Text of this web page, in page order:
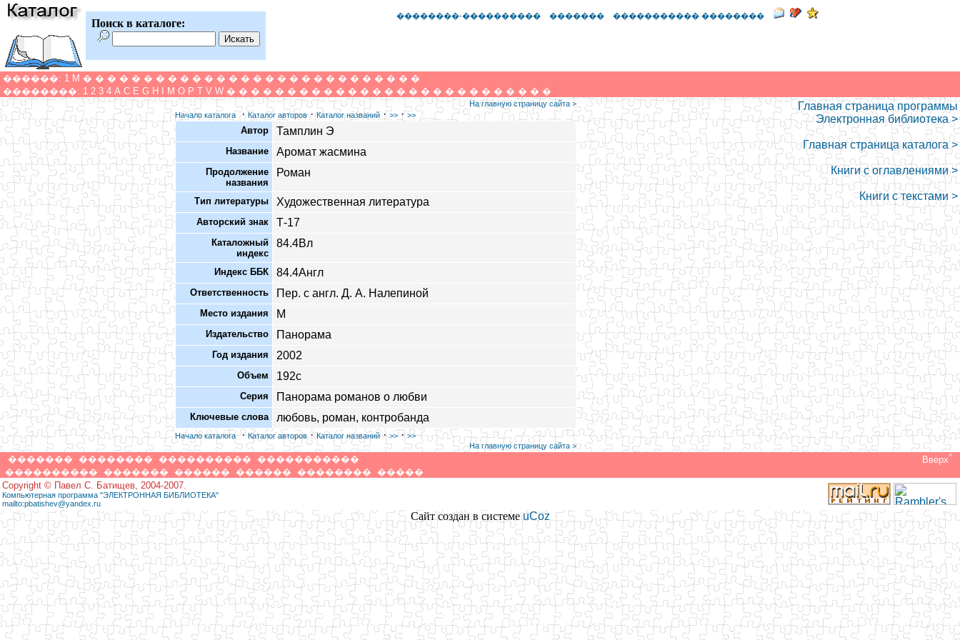
Поиск в каталоге:
��������-���������� ������� ����������� ��������
������: 1 M � � � � � � � � � � � � � � � � � � � � � � � � � � � �
��������: 1 2 3 4 A C E G H M O P T V W � � � � � � � � � � � � � � � � � � � � � � � � � � �
На главную страницу сайта >
Начало каталога·Каталог авторов·Каталог названий ·>> ·>>
Автор Тамплин Э
Название Аромат жасмина
Продолжение
названия
Роман
Тип литературы Художественная литература
Авторский знак Т-17
Каталожный
индекс
84.4Вл
Индекс ББК 84.4Англ
Ответственность Пер. с англ. Д. А. Налепиной
Место издания М
Издательство Панорама
Год издания 2002
Объем 192с
Серия Панорама романов о любви
Ключевые слова любовь, роман, контробанда
Начало каталога·Каталог авторов·Каталог названий·>>·>>
На главную страницу сайта >
Главная страница программы
Электронная библиотека >
Главная страница каталога >
Книги с оглавлениями >
Книги с текстами >
������� �������� ���������� �����������
���������� ������� ������ ������ �������� �����
Вверх^
Copyright © Павел С. Батищев, 2004-2007.
Компьютерная программа "ЭЛЕКТРОННАЯ БИБЛИОТЕКА"
mailto:pbatishev@yandex.ru
Сайт создан в системеuCoz